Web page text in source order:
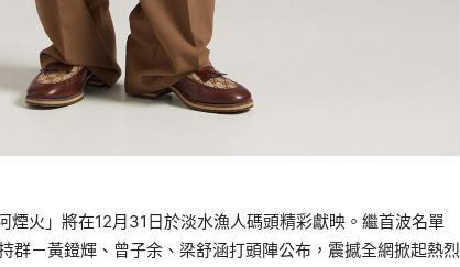
煙火」將在12月31日於淡水漁人碼頭精彩獻映。繼首波名單
群－黃鐙輝、曾子余、梁舒涵打頭陣公布，震撼全網掀起熱烈